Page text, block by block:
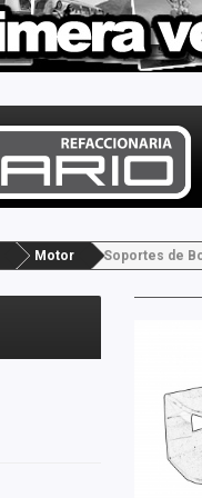
Motor Soportes de